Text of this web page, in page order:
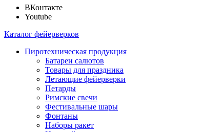
ВКонтакте
Youtube
Каталог фейерверков
Пиротехническая продукция
Батареи салютов
Товары для праздника
Летающие фейерверки
Петарды
Римские свечи
Фестивальные шары
Фонтаны
Наборы ракет